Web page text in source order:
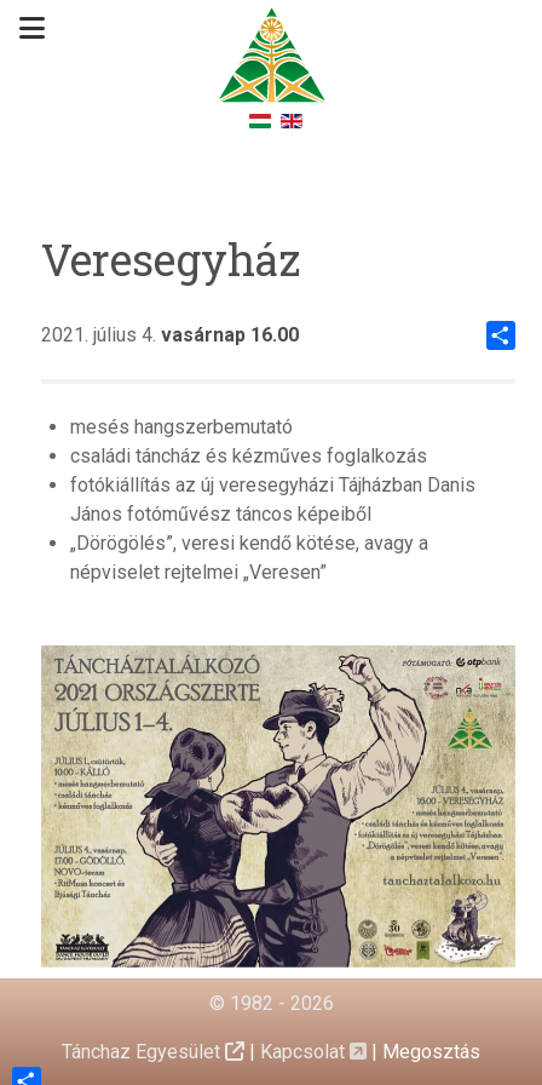
Veresegyház
2021. július 4. vasárnap 16.00
mesés hangszerbemutató
családi táncház és kézműves foglalkozás
fotókiállítás az új veresegyházi Tájházban Danis
János fotóművész táncos képeiből
„Dörögölés”, veresi kendő kötése, avagy a
népviselet rejtelmei „Veresen”
© 1982 - 2026
Tánchaz Egyesület | Kapcsolat | Megosztás